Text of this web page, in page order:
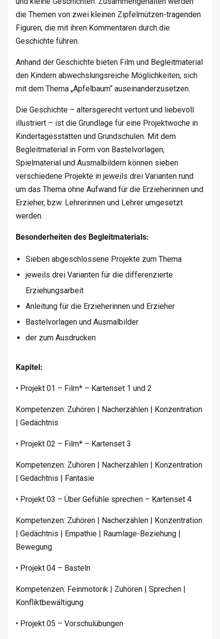
die Themen von zwei kleinen Zipfelmützen-tragenden
Figuren, die mit ihren Kommentaren durch die
Geschichte führen.
Anhand der Geschichte bieten Film und Begleitmaterial
den Kindern abwechslungsreiche Möglichkeiten, sich
mit dem Thema „Apfelbaum“ auseinanderzusetzen.
Die Geschichte – altersgerecht vertont und liebevoll
illustriert – ist die Grundlage für eine Projektwoche in
Kindertagesstätten und Grundschulen. Mit dem
Begleitmaterial in Form von Bastelvorlagen,
Spielmaterial und Ausmalbildern können sieben
verschiedene Projekte in jeweils drei Varianten rund
um das Thema ohne Aufwand für die Erzieherinnen und
Erzieher, bzw. Lehrerinnen und Lehrer umgesetzt
werden.
Besonderheiten des Begleitmaterials:
Sieben abgeschlossene Projekte zum Thema
jeweils drei Varianten für die differenzierte
Erziehungsarbeit
Anleitung für die Erzieherinnen und Erzieher
Bastelvorlagen und Ausmalbilder
der zum Ausdrucken
Kapitel:
• Projekt 01 – Film* – Kartenset 1 und 2
Kompetenzen: Zuhören | Nacherzählen | Konzentration
| Gedächtnis
• Projekt 02 – Film* – Kartenset 3
Kompetenzen: Zuhören | Nacherzählen | Konzentration
| Gedächtnis | Fantasie
• Projekt 03 – Über Gefühle sprechen – Kartenset 4
Kompetenzen: Zuhören | Nacherzählen | Konzentration
| Gedächtnis | Empathie | Raumlage-Beziehung |
Bewegung
• Projekt 04 – Basteln
Kompetenzen: Feinmotorik | Zuhören | Sprechen |
Konfliktbewältigung
• Projekt 05 – Vorschulübungen